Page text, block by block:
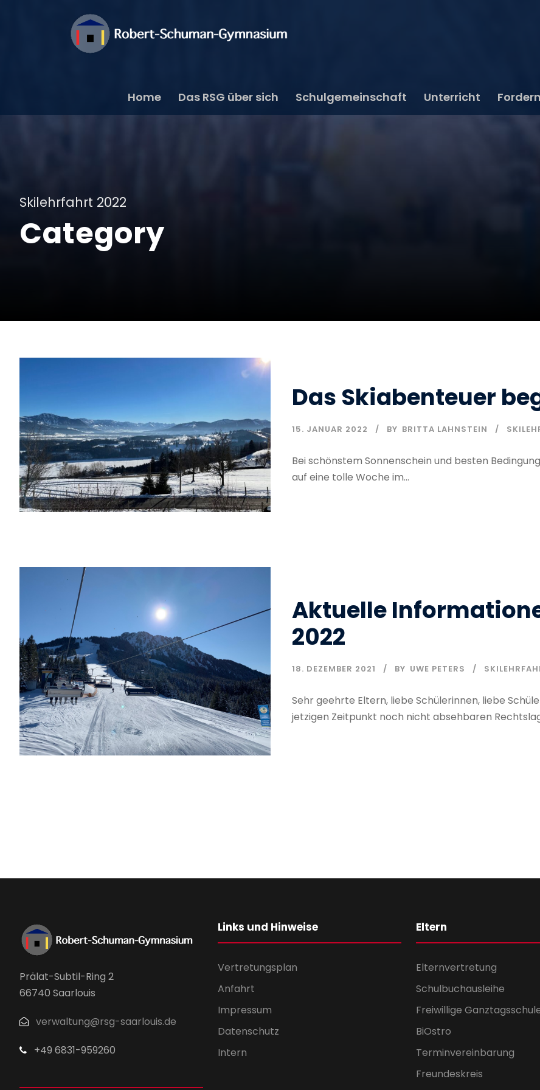
Home Das RSG über sich Schulgemeinschaft Unterricht
Skilehrfahrt 2022
Category
Das Skiabenteuer
15. JANUAR 2022 BY BRITTA LAHNSTEIN
Bei schönstem Sonnenschein und besten
auf eine tolle Woche im...
Aktuelle
2022
18. DEZEMBER 2021 BY UWE PETERS
Sehr geehrte Eltern, liebe Schülerinnen, liebe
jetzigen Zeitpunkt noch nicht absehbaren
Prälat-Subtil-Ring 2
66740 Saarlouis
verwaltung@rsg-saarlouis.de
+49 6831-959260
Links und Hinweise
Vertretungsplan
Anfahrt
Impressum
Datenschutz
Intern
Eltern
Elternvertretung
Schulbuchausleihe
Freiwillige
BiOstro
Terminvereinbarung
Freundeskreis